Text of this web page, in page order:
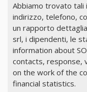
Abbiamo trovato tali
indirizzo, telefono,
un rapporto
srl, i dipendenti, le
information about
contacts, response,
on the work of the
financial statistics.